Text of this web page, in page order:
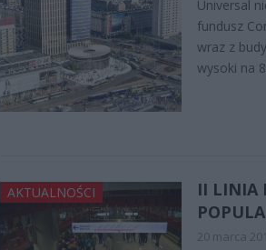
Universal
fundusz
wraz z
wysoki na
AKTUALNOŚCI
II LINIA
20 marca